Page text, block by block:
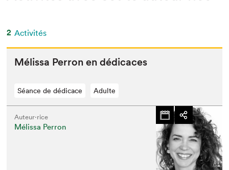
2 Activités
Mélis­sa Per­ron en dédicaces
Séance de dédicace Adulte
Auteur·rice
Mélissa Perron